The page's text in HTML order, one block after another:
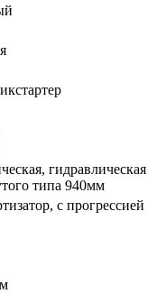
гидравлическая
типа 940мм
с прогрессией